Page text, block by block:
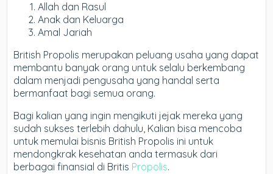
Allah dan Rasul
Anak dan Keluarga
Amal Jariah
British Propolis merupakan peluang usaha yang dapat
membantu banyak orang untuk selalu berkembang
dalam menjadi pengusaha yang handal serta
bermanfaat bagi semua orang.
Bagi kalian yang ingin mengikuti jejak mereka yang
sudah sukses terlebih dahulu, Kalian bisa mencoba
untuk memulai bisnis British Propolis ini untuk
mendongkrak kesehatan anda termasuk dari
berbagai finansial di Britis Propolis.